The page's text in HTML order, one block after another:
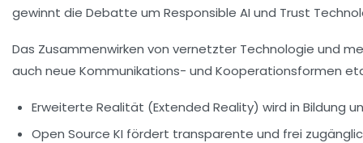
gewinnt die Debatte um Responsible AI und Trust
Das Zusammenwirken von vernetzter Technologie und
auch neue Kommunikations- und Kooperationsformen
Erweiterte Realität (Extended Reality) wird in Bildung
Open Source KI fördert transparente und frei